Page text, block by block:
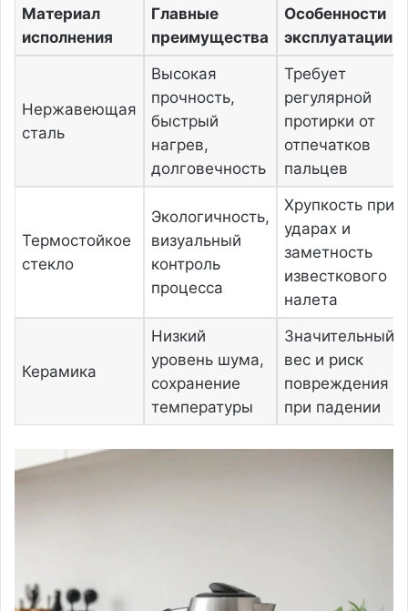
Материал
исполнения
Главные
преимущества
Особенности
эксплуатации
Нержавеющая
сталь
Высокая
прочность,
быстрый
нагрев,
долговечность
Требует
регулярной
протирки от
отпечатков
пальцев
Термостойкое
стекло
Экологичность,
визуальный
контроль
процесса
Хрупкость при
ударах и
заметность
известкового
налета
Керамика
Низкий
уровень шума,
сохранение
температуры
Значительный
вес и риск
повреждения
при падении